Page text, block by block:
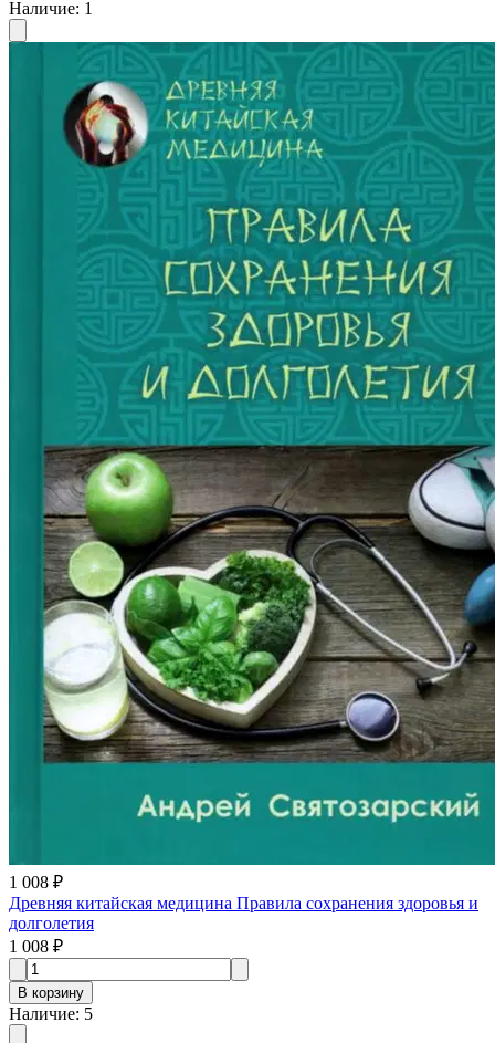
Наличие: 1
1 008 ₽
Древняя китайская медицина Правила сохранения здоровья и
долголетия
1 008 ₽
В корзину
Наличие: 5